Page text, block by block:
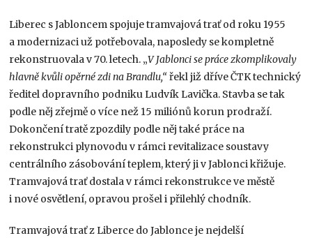
Liberec s Jabloncem spojuje tramvajová trať od roku 1955
a modernizaci už potřebovala, naposledy se kompletně
rekonstruovala v 70. letech. „V Jablonci se práce zkomplikovaly
hlavně kvůli opěrné zdi na Brandlu,“řekl již dříve ČTK technický
ředitel dopravního podniku Ludvík Lavička. Stavba se tak
podle něj zřejmě o více než 15 miliónů korun prodraží.
Dokončení tratě zpozdily podle něj také práce na
rekonstrukci plynovodu v rámci revitalizace soustavy
centrálního zásobování teplem, který ji v Jablonci křižuje.
Tramvajová trať dostala v rámci rekonstrukce ve městě
i nové osvětlení, opravou prošel i přilehlý chodník.
Tramvajová trať z Liberce do Jablonce je nejdelší